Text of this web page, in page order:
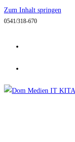
Zum Inhalt springen
0541/318-670